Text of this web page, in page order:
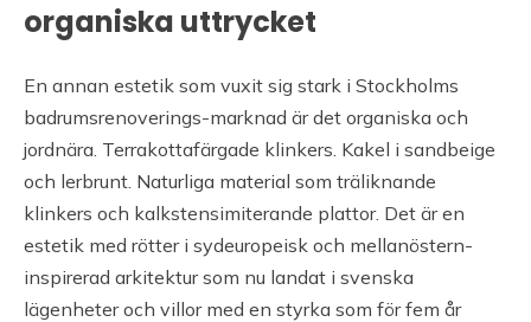
organiska uttrycket
En annan estetik som vuxit sig stark i Stockholms
badrumsrenoverings-marknad är det organiska och
jordnära. Terrakottafärgade klinkers. Kakel i sandbeige
och lerbrunt. Naturliga material som träliknande
klinkers och kalkstensimiterande plattor. Det är en
estetik med rötter i sydeuropeisk och mellanöstern-
inspirerad arkitektur som nu landat i svenska
lägenheter och villor med en styrka som för fem år